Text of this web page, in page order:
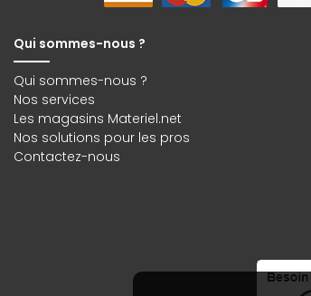
Qui sommes-nous ?
Qui sommes-nous ?
Nos services
Les magasins Materiel.net
Nos solutions pour les pros
Contactez-nous